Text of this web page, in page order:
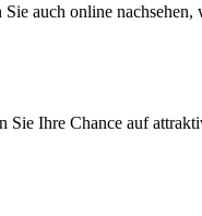
auch online
Ihre Chance auf